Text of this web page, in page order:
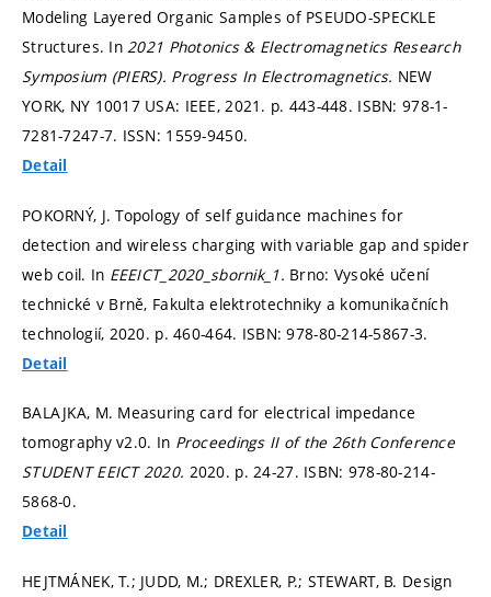
Modeling Layered Organic Samples of PSEUDO-SPECKLE
Structures. In2021 Photonics & Electromagnetics Research
Symposium (PIERS). Progress In Electromagnetics. NEW
YORK, NY 10017 USA: IEEE, 2021. p. 443-448. ISBN: 978-1-
7281-7247-7. ISSN: 1559-9450.
Detail
POKORNÝ, J. Topology of self guidance machines for
detection and wireless charging with variable gap and spider
web coil. In EEEICT_2020_sbornik_1. Brno: Vysoké učení
technické v Brně, Fakulta elektrotechniky a komunikačních
technologií, 2020. p. 460-464. ISBN: 978-80-214-5867-3.
Detail
BALAJKA, M. Measuring card for electrical impedance
tomography v2.0. In Proceedings II of the 26th Conference
STUDENT EEICT 2020. 2020. p. 24-27. ISBN: 978-80-214-
5868-0.
Detail
HEJTMÁNEK, T.; JUDD, M.; DREXLER, P.; STEWART, B. Design